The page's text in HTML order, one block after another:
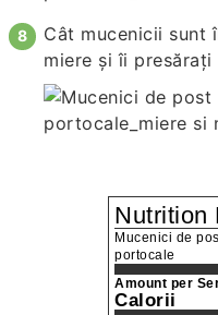
Cât mucenicii sunt
miere și îi
Nutrition
Mucenici de
portocale
Amount per
Calorii